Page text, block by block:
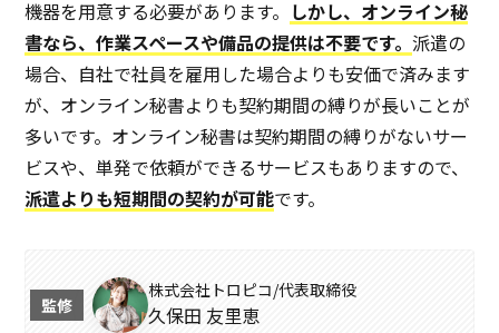
機器を用意する必要があります。 しかし、オンライン秘
書なら、作業スペースや備品の提供は不要です。派遣の
場合、自社で社員を雇用した場合よりも安価で済みます
が、オンライン秘書よりも契約期間の縛りが長いことが
多いです。オンライン秘書は契約期間の縛りがないサー
ビスや、単発で依頼ができるサービスもありますので、
派遣よりも短期間の契約が可能です。
株式会社トロピコ/代表取締役
久保田 友里恵